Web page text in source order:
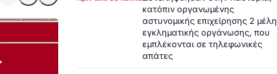
κατόπιν οργανωμένης
αστυνομικής επιχείρησης 2 μέλη
εγκληματικής οργάνωσης, που
εμπλέκονται σε τηλεφωνικές
απάτες